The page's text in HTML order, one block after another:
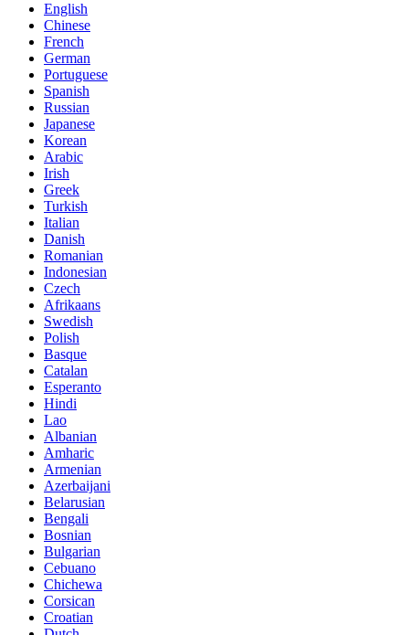
English
Chinese
French
German
Portuguese
Spanish
Russian
Japanese
Korean
Arabic
Irish
Greek
Turkish
Italian
Danish
Romanian
Indonesian
Czech
Afrikaans
Swedish
Polish
Basque
Catalan
Esperanto
Hindi
Lao
Albanian
Amharic
Armenian
Azerbaijani
Belarusian
Bengali
Bosnian
Bulgarian
Cebuano
Chichewa
Corsican
Croatian